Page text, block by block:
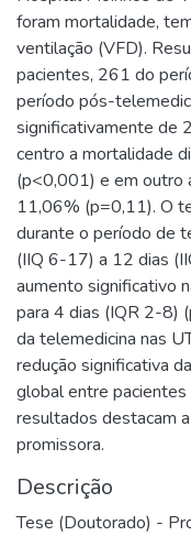
foram mortalidade,
ventilação (VFD).
pacientes, 261 do
período pós-
significativamente de
centro a mortalidade
(p<0,001) e em outro
11,06% (p=0,11). O
durante o período de
(IIQ 6-17) a 12 dias
aumento significativo
para 4 dias (IQR 2-8)
da telemedicina nas
redução significativa
global entre pacientes
resultados destacam
promissora.
Descrição
Tese (Doutorado) -